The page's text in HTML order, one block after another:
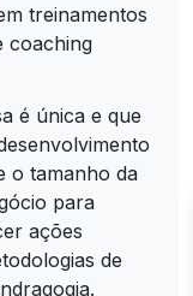
treinamentos
coaching
é única e que
o tamanho da
para
ações
de